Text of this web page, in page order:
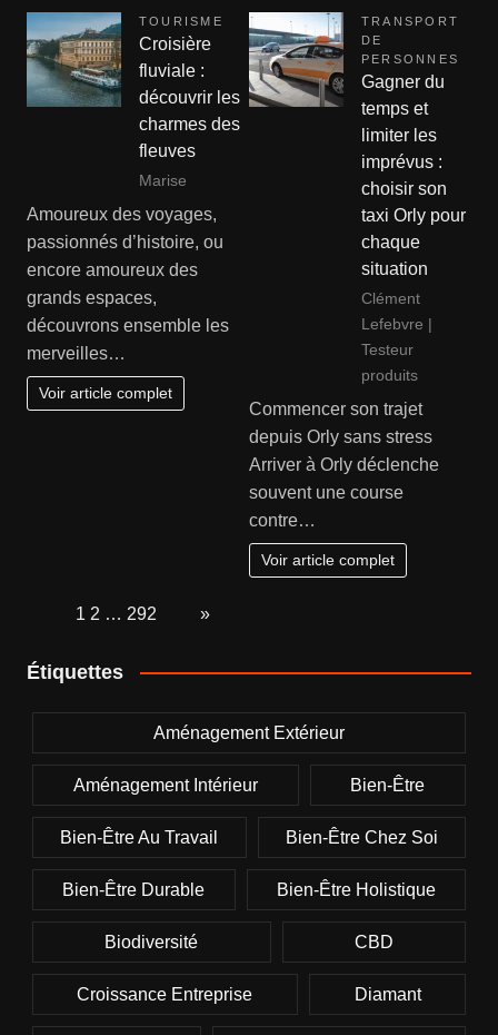
TOURISME
Croisière
fluviale :
découvrir les
charmes des
fleuves
Marise
Amoureux des voyages,
passionnés d’histoire, ou
encore amoureux des
grands espaces,
découvrons ensemble les
merveilles…
Voir article complet
TRANSPORT
DE
PERSONNES
Gagner du
temps et
limiter les
imprévus :
choisir son
taxi Orly pour
chaque
situation
Clément
Lefebvre |
Testeur
produits
Commencer son trajet
depuis Orly sans stress
Arriver à Orly déclenche
souvent une course
contre…
Voir article complet
1 2 … 292 »
Étiquettes
Aménagement Extérieur
Aménagement Intérieur Bien-Être
Bien-Être Au Travail Bien-Être Chez Soi
Bien-Être Durable Bien-Être Holistique
Biodiversité CBD
Croissance Entreprise Diamant